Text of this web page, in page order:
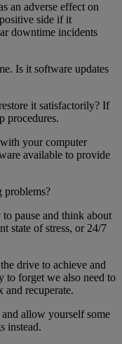
an adverse effect on
side if it
downtime incidents
Is it software updates
it satisfactorily? If
procedures.
your computer
available to provide
problems?
pause and think about
state of stress, or 24/7
drive to achieve and
to forget we also need to
recuperate.
allow yourself some
instead.